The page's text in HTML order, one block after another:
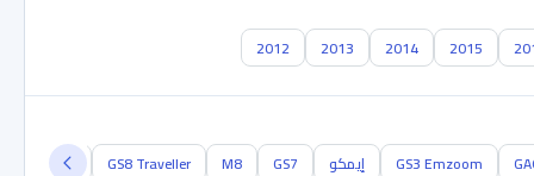
2015
2014
2013
2012
GS3 Emzoom إيمكو GS7
M8
GS8 Traveller أيون في